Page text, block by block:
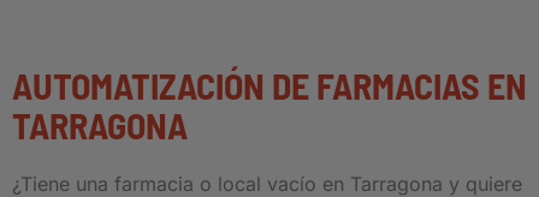
AUTOMATIZACIÓN DE FARMACIAS EN
TARRAGONA
¿Tiene una farmacia o local vacío en Tarragona y quiere